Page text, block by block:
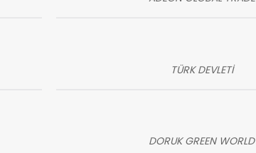
TÜRK DEVLETİ
DORUK GREEN WORLD